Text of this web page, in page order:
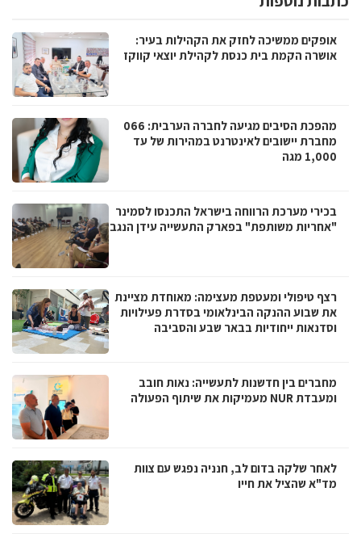
אופקים ממשיכה לחזק את הקהילות בעיר:
אושרה הקמת בית כנסת לקהילת יוצאי קווקז
מהפכת הסיבים מגיעה לחברה הערבית: 066
מחברת יישובים לאינטרנט במהירות של עד
1,000 מגה
בכירי מערכת הרווחה בישראל התכנסו לסמינר
"אחריות משותפת" בפארק התעשייה עידן הנגב
רצף טיפולי ומעטפת מעצימה: מאוחדת מציינת
את שבוע ההנקה הבינלאומי בסדרת פעילויות
וסדנאות ייחודיות בבאר שבע והסביבה
מחברים בין חדשנות לתעשייה: נאות חובב
ומעבדת NUR מעמיקות את שיתוף הפעולה
לאחר שלקה בדום לב, חנניה נפגש עם צוות
מד"א שהציל את חייו